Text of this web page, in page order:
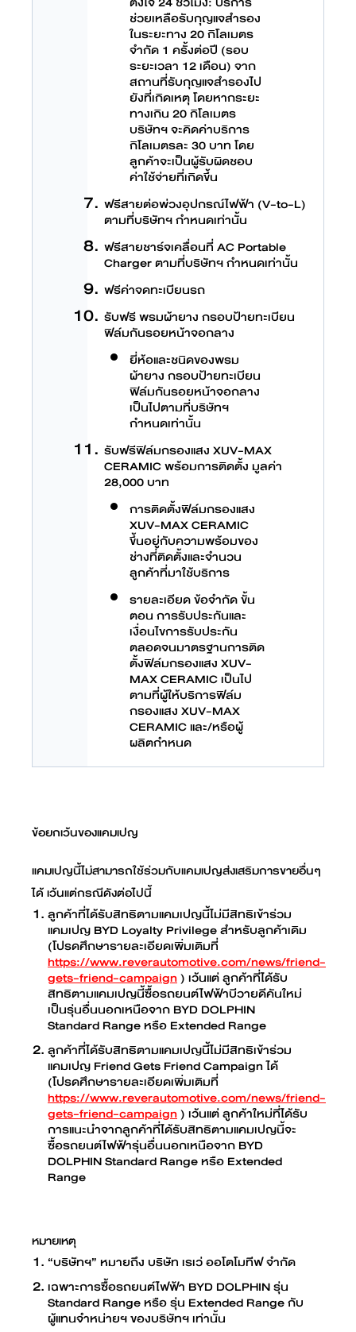
ช่วยเหลือรับกุญแจสำรอง
ในระยะทาง 20 กิโลเมตร
จำกัด 1 ครั้งต่อปี (รอบ
ระยะเวลา 12 เดือน) จาก
สถานที่รับกุญแจสำรองไป
ยังที่เกิดเหตุ โดยหากระยะ
ทางเกิน 20 กิโลเมตร
บริษัทฯ จะคิดค่าบริการ
กิโลเมตรละ 30 บาท โดย
ลูกค้าจะเป็นผู้รับผิดชอบ
ค่าใช้จ่ายที่เกิดขึ้น
ฟรีสายต่อพ่วงอุปกรณ์ไฟฟ้า (V-to-L)
ตามที่บริษัทฯ กำหนดเท่านั้น
ฟรีสายชาร์จเคลื่อนที่ AC Portable
Charger ตามที่บริษัทฯ กำหนดเท่านั้น
ฟรีค่าจดทะเบียนรถ
รับฟรี พรมผ้ายาง กรอบป้ายทะเบียน
ฟิล์มกันรอยหน้าจอกลาง
ยี่ห้อและชนิดของพรม
ผ้ายาง กรอบป้ายทะเบียน
ฟิล์มกันรอยหน้าจอกลาง
เป็นไปตามที่บริษัทฯ
กำหนดเท่านั้น
รับฟรีฟิล์มกรองแสง XUV-MAX
CERAMIC พร้อมการติดตั้ง มูลค่า
28,000 บาท
การติดตั้งฟิล์มกรองแสง
XUV-MAX CERAMIC
ขึ้นอยู่กับความพร้อมของ
ช่างที่ติดตั้งและจำนวน
ลูกค้าที่มาใช้บริการ
รายละเอียด ข้อจำกัด ขั้น
ตอน การรับประกันและ
เงื่อนไขการรับประกัน
ตลอดจนมาตรฐานการติด
ตั้งฟิล์มกรองแสง XUV-
MAX CERAMIC เป็นไป
ตามที่ผู้ให้บริการฟิล์ม
กรองแสง XUV-MAX
CERAMIC และ/หรือผู้
ผลิตกำหนด
ข้อยกเว้นของแคมเปญ
แคมเปญนี้ไม่สามารถใช้ร่วมกับแคมเปญส่งเสริมการขายอื่นๆ
ได้ เว้นแต่กรณีดังต่อไปนี้
ลูกค้าที่ได้รับสิทธิตามแคมเปญนี้ไม่มีสิทธิเข้าร่วม
แคมเปญ BYD Loyalty Privilege สำหรับลูกค้าเดิม
(โปรดศึกษารายละเอียดเพิ่มเติมที่
https://www.reverautomotive.com/news/friend-
gets-friend-campaign) เว้นแต่ ลูกค้าที่ได้รับ
สิทธิตามแคมเปญนี้ซื้อรถยนต์ไฟฟ้าบีวายดีคันใหม่
เป็นรุ่นอื่นนอกเหนือจาก BYD DOLPHIN
Standard Range หรือ Extended Range
ลูกค้าที่ได้รับสิทธิตามแคมเปญนี้ไม่มีสิทธิเข้าร่วม
แคมเปญ Friend Gets Friend Campaign ได้
(โปรดศึกษารายละเอียดเพิ่มเติมที่
https://www.reverautomotive.com/news/friend-
gets-friend-campaign) เว้นแต่ ลูกค้าใหม่ที่ได้รับ
การแนะนำจากลูกค้าที่ได้รับสิทธิตามแคมเปญนี้จะ
ซื้อรถยนต์ไฟฟ้ารุ่นอื่นนอกเหนือจาก BYD
DOLPHIN Standard Range หรือ Extended
Range
หมายเหตุ
“บริษัทฯ” หมายถึง บริษัท เรเว่ ออโตโมทีฟ จำกัด
เฉพาะการซื้อรถยนต์ไฟฟ้า BYD DOLPHIN รุ่น
Standard Range หรือ รุ่น Extended Range กับ
ผู้แทนจำหน่ายฯ ของบริษัทฯ เท่านั้น